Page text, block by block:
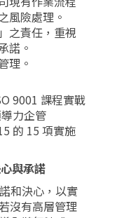
風險處理。
之責任，重視
諾。
理。
的 15 項實施
與承諾
和決心，以實
沒有高層管理